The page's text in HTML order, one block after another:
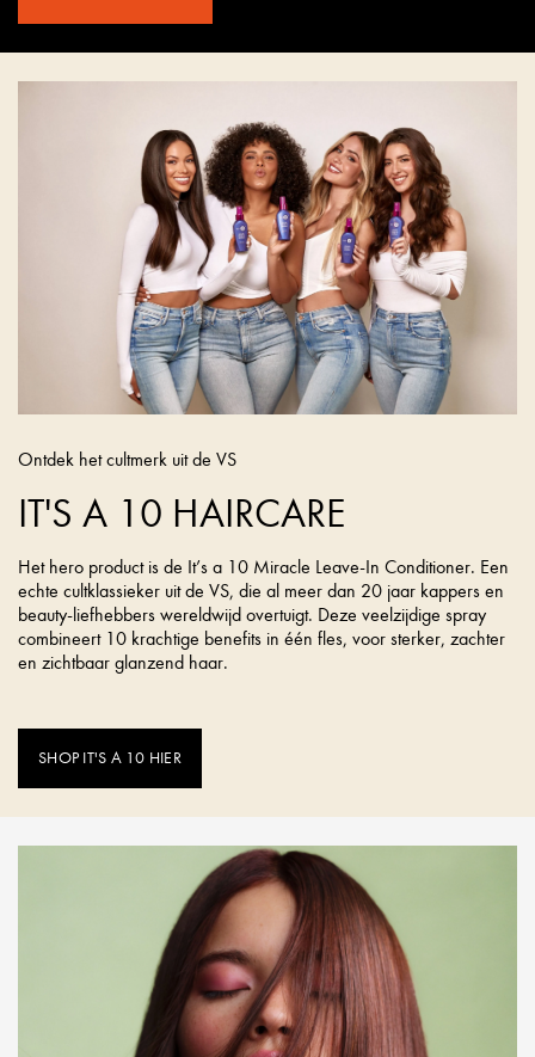
Ontdek het cultmerk uit de VS
IT'S A 10 HAIRCARE
Het hero product is de It’s a 10 Miracle Leave-In Conditioner. Een
echte cultklassieker uit de VS, die al meer dan 20 jaar kappers en
beauty-liefhebbers wereldwijd overtuigt. Deze veelzijdige spray
combineert 10 krachtige benefits in één fles, voor sterker, zachter
en zichtbaar glanzend haar.
SHOP IT'S A 10 HIER